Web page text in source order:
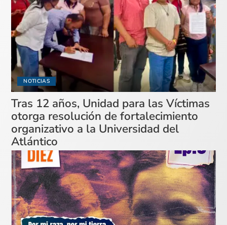
NOTICIAS
Tras 12 años, Unidad para las Víctimas
otorga resolución de fortalecimiento
organizativo a la Universidad del
Atlántico